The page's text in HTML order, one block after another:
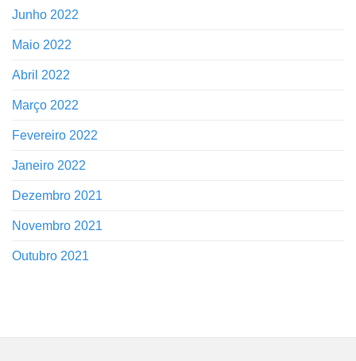
Junho 2022
Maio 2022
Abril 2022
Março 2022
Fevereiro 2022
Janeiro 2022
Dezembro 2021
Novembro 2021
Outubro 2021